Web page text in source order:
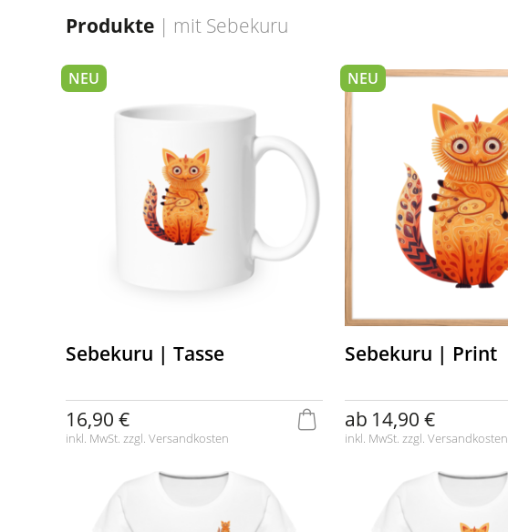
Produkte | mit Sebekuru
Sebekuru | Tasse
16,90 €
inkl. MwSt. zzgl. Versandkosten
NEU
Sebekuru | Print
ab 14,90 €
inkl. MwSt. zzgl. Versandkosten
NEU